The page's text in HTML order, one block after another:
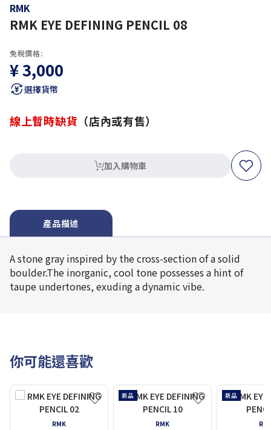
RMK
RMK EYE DEFINING PENCIL 08
免稅價格:
¥ 3,000
選擇貨幣
線上暫時缺貨 （店內或有售）
加入購物車
產品描述
A stone gray inspired by the cross-section of a solid
boulder.The inorganic, cool tone possesses a hint of
taupe undertones, exuding a dynamic vibe.
你可能還喜歡
RMK
新品
RMK
新品